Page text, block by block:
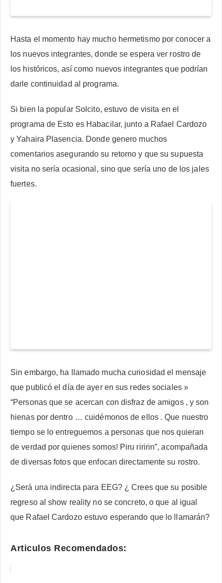
Hasta el momento hay mucho hermetismo por conocer a
los nuevos integrantes, donde se espera ver rostro de
los históricos, así como nuevos integrantes que podrían
darle continuidad al programa.
Si bien la popular Solcito, estuvo de visita en el
programa de Esto es Habacilar, junto a Rafael Cardozo
y Yahaira Plasencia. Donde genero muchos
comentarios asegurando su retorno y que su supuesta
visita no sería ocasional, sino que sería uno de los jales
fuertes.
Sin embargo, ha llamado mucha curiosidad el mensaje
que publicó el día de ayer en sus redes sociales »
“Personas que se acercan con disfraz de amigos , y son
hienas por dentro … cuidémonos de ellos . Que nuestro
tiempo se lo entreguemos a personas que nos quieran
de verdad por quienes somos! Piru riririn”, acompañada
de diversas fotos que enfocan directamente su rostro.
¿Será una indirecta para EEG? ¿ Crees que su posible
regreso al show reality no se concreto, o que al igual
que Rafael Cardozo estuvo esperando que lo llamarán?
Articulos Recomendados: